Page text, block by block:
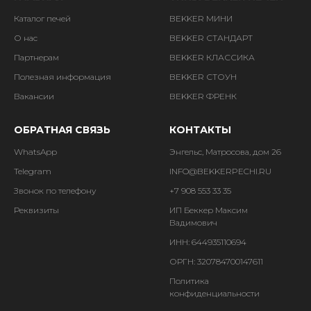
Каталог печей
О нас
Партнерам
Полезная информация
Вакансии
BEKKER МИНИ
BEKKER СТАНДАРТ
BEKKER КЛАССИКА
BEKKER СТОУН
BEKKER ФРЕНК
ОБРАТНАЯ СВЯЗЬ
WhatsApp
Telegram
Звонок по телефону
Реквизиты
КОНТАКТЫ
Энгельс, Матросова, дом 26
INFO@BEKKERPECHI.RU
+7 908 553 33 35
ИП Беккер Максим
Вадимович
ИНН: 644935110694
ОРГН: 320784700147611
Политика
конфиденциальности